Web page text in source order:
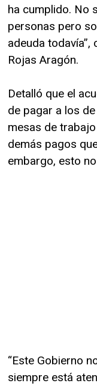
ha cumplido. No
personas pero
adeuda
Rojas Aragón.
Detalló que el
de pagar a los
mesas de
demás pagos
embargo, esto
“Este Gobierno
siempre está